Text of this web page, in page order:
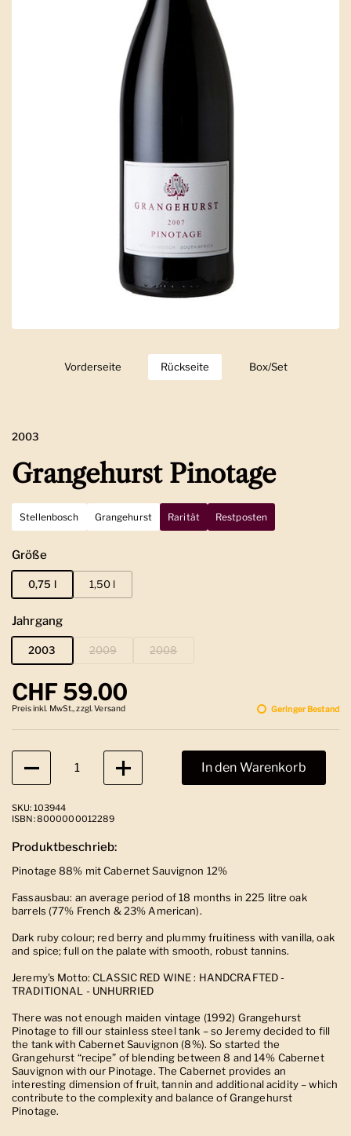
Zeige Folie 1
Vorderseite Zeige Folie 2
Rückseite Zeige Folie 3
Box/Set
2003
Grangehurst Pinotage
Stellenbosch Grangehurst Rarität Restposten
Größe
0,75 l 1,50 l
Jahrgang
2003 2009 2008
Regulärer Preis
CHF 59.00
Preis inkl. MwSt., zzgl. Versand Geringer Bestand
Anzahl
In den Warenkorb
SKU: 103944
ISBN: 8000000012289
Produktbeschrieb:
Pinotage 88% mit Cabernet Sauvignon 12%
Fassausbau: an average period of 18 months in 225 litre oak
barrels (77% French & 23% American).
Dark ruby colour; red berry and plummy fruitiness with vanilla, oak
and spice; full on the palate with smooth, robust tannins.
Jeremy's Motto: CLASSIC RED WINE : HANDCRAFTED -
TRADITIONAL - UNHURRIED
There was not enough maiden vintage (1992) Grangehurst
Pinotage to fill our stainless steel tank – so Jeremy decided to fill
the tank with Cabernet Sauvignon (8%). So started the
Grangehurst “recipe” of blending between 8 and 14% Cabernet
Sauvignon with our Pinotage. The Cabernet provides an
interesting dimension of fruit, tannin and additional acidity – which
contribute to the complexity and balance of Grangehurst
Pinotage.